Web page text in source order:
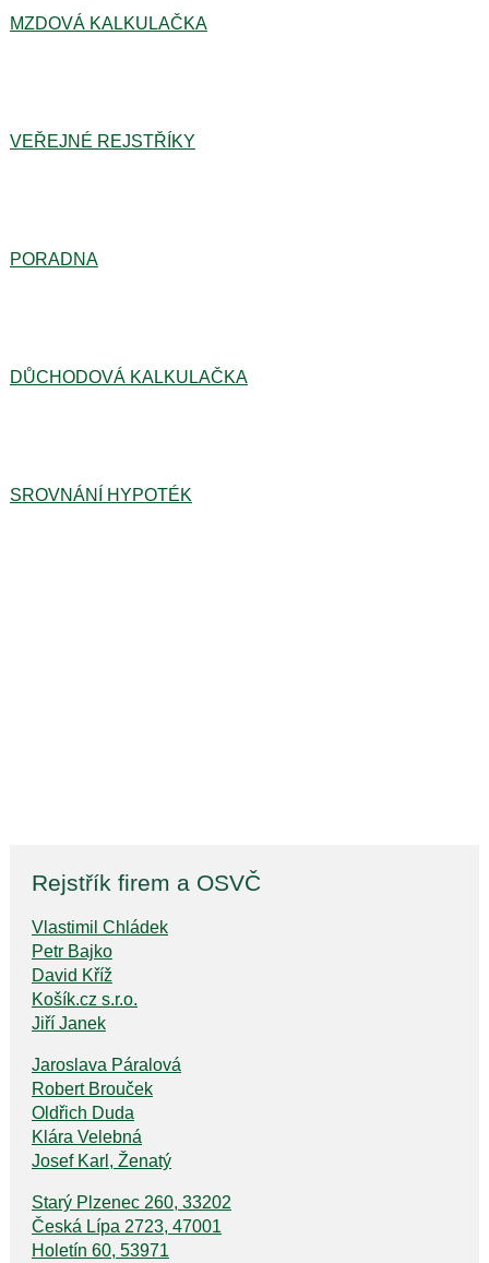
MZDOVÁ KALKULAČKA
VEŘEJNÉ REJSTŘÍKY
PORADNA
DŮCHODOVÁ KALKULAČKA
SROVNÁNÍ HYPOTÉK
Rejstřík firem a OSVČ
Vlastimil Chládek
Petr Bajko
David Kříž
Košík.cz s.r.o.
Jiří Janek
Jaroslava Páralová
Robert Brouček
Oldřich Duda
Klára Velebná
Josef Karl, Ženatý
Starý Plzenec 260, 33202
Česká Lípa 2723, 47001
Holetín 60, 53971